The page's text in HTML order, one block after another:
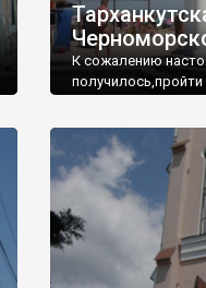
К сожалению